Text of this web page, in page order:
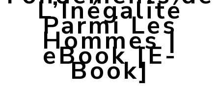
L’Inégalité
Parmi Les
Hommes |
eBook [E-
Book]